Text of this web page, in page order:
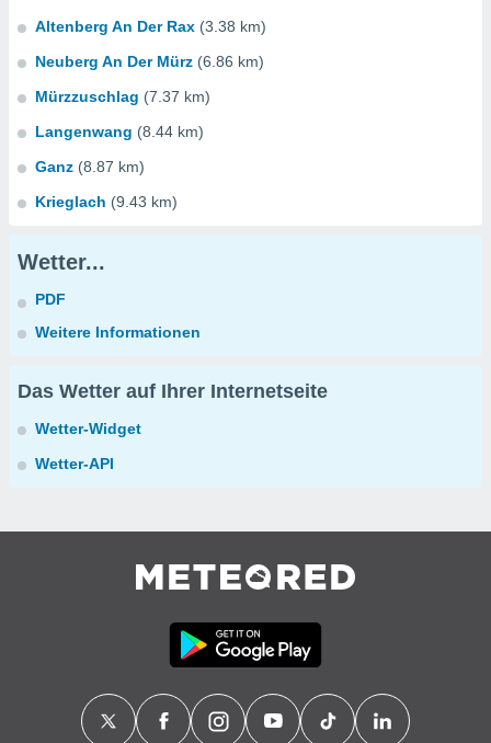
Altenberg An Der Rax (3.38 km)
Neuberg An Der Mürz (6.86 km)
Mürzzuschlag (7.37 km)
Langenwang (8.44 km)
Ganz (8.87 km)
Krieglach (9.43 km)
Wetter...
PDF
Weitere Informationen
Das Wetter auf Ihrer Internetseite
Wetter-Widget
Wetter-API